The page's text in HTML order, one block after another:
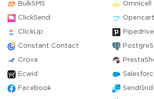
BulkSMS Omnicell
ClickSend Opencart
ClickUp Pipedrive
Constant Contact
Crove
Ecwid
Facebook SendGrid